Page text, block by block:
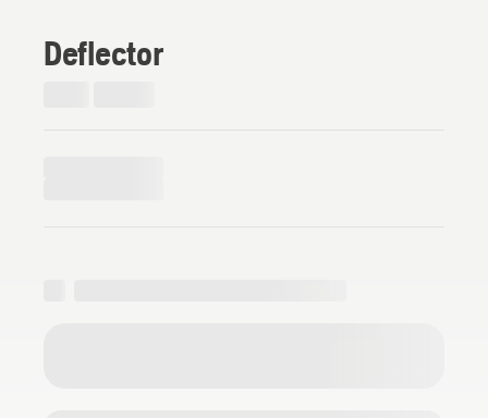
Deflector